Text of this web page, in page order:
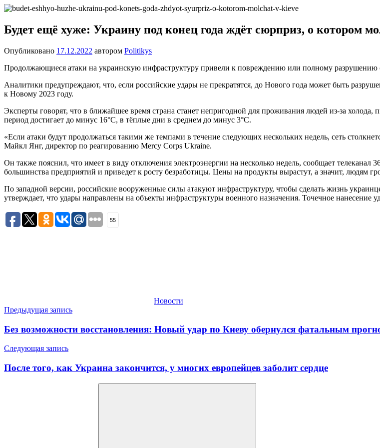
Перейти
содержимому
один
сайт
WordPress
Будет ещё хуже: Украину под конец года ждёт сюрприз, о котором
Опубликовано 17.12.2022 автором Politikys
Продолжающиеся атаки на украинскую инфраструктуру привели к повреждению или полному разрушению
Аналитики предупреждают, что, если российские удары не прекратятся, до Нового года может быть
к Новому 2023 году.
Эксперты говорят, что в ближайшее время страна станет непригодной для проживания людей из-за
период достигает до минус 16°С, в тёплые дни в среднем до минус 3°С.
«Если атаки будут продолжаться такими же темпами в течение следующих нескольких недель, сеть
Майкл Янг, директор по реагированию Mercy Corps Ukraine.
Он также пояснил, что имеет в виду отключения электроэнергии на несколько недель, сообщает телеканал
большинства предприятий и приведет к росту безработицы. Цены на продукты вырастут, а значит, людям
По западной версии, российские вооруженные силы атакуют инфраструктуру, чтобы сделать жизнь
утверждает, что удары направлены на объекты инфраструктуры военного назначения. Точечное
55
Новости
Навигация
по
Предыдущая запись
Без возможности восстановления: Новый удар по Киеву обернулся фатальным
Следующая запись
После того, как Украина закончится, у многих европейцев заболит сердце